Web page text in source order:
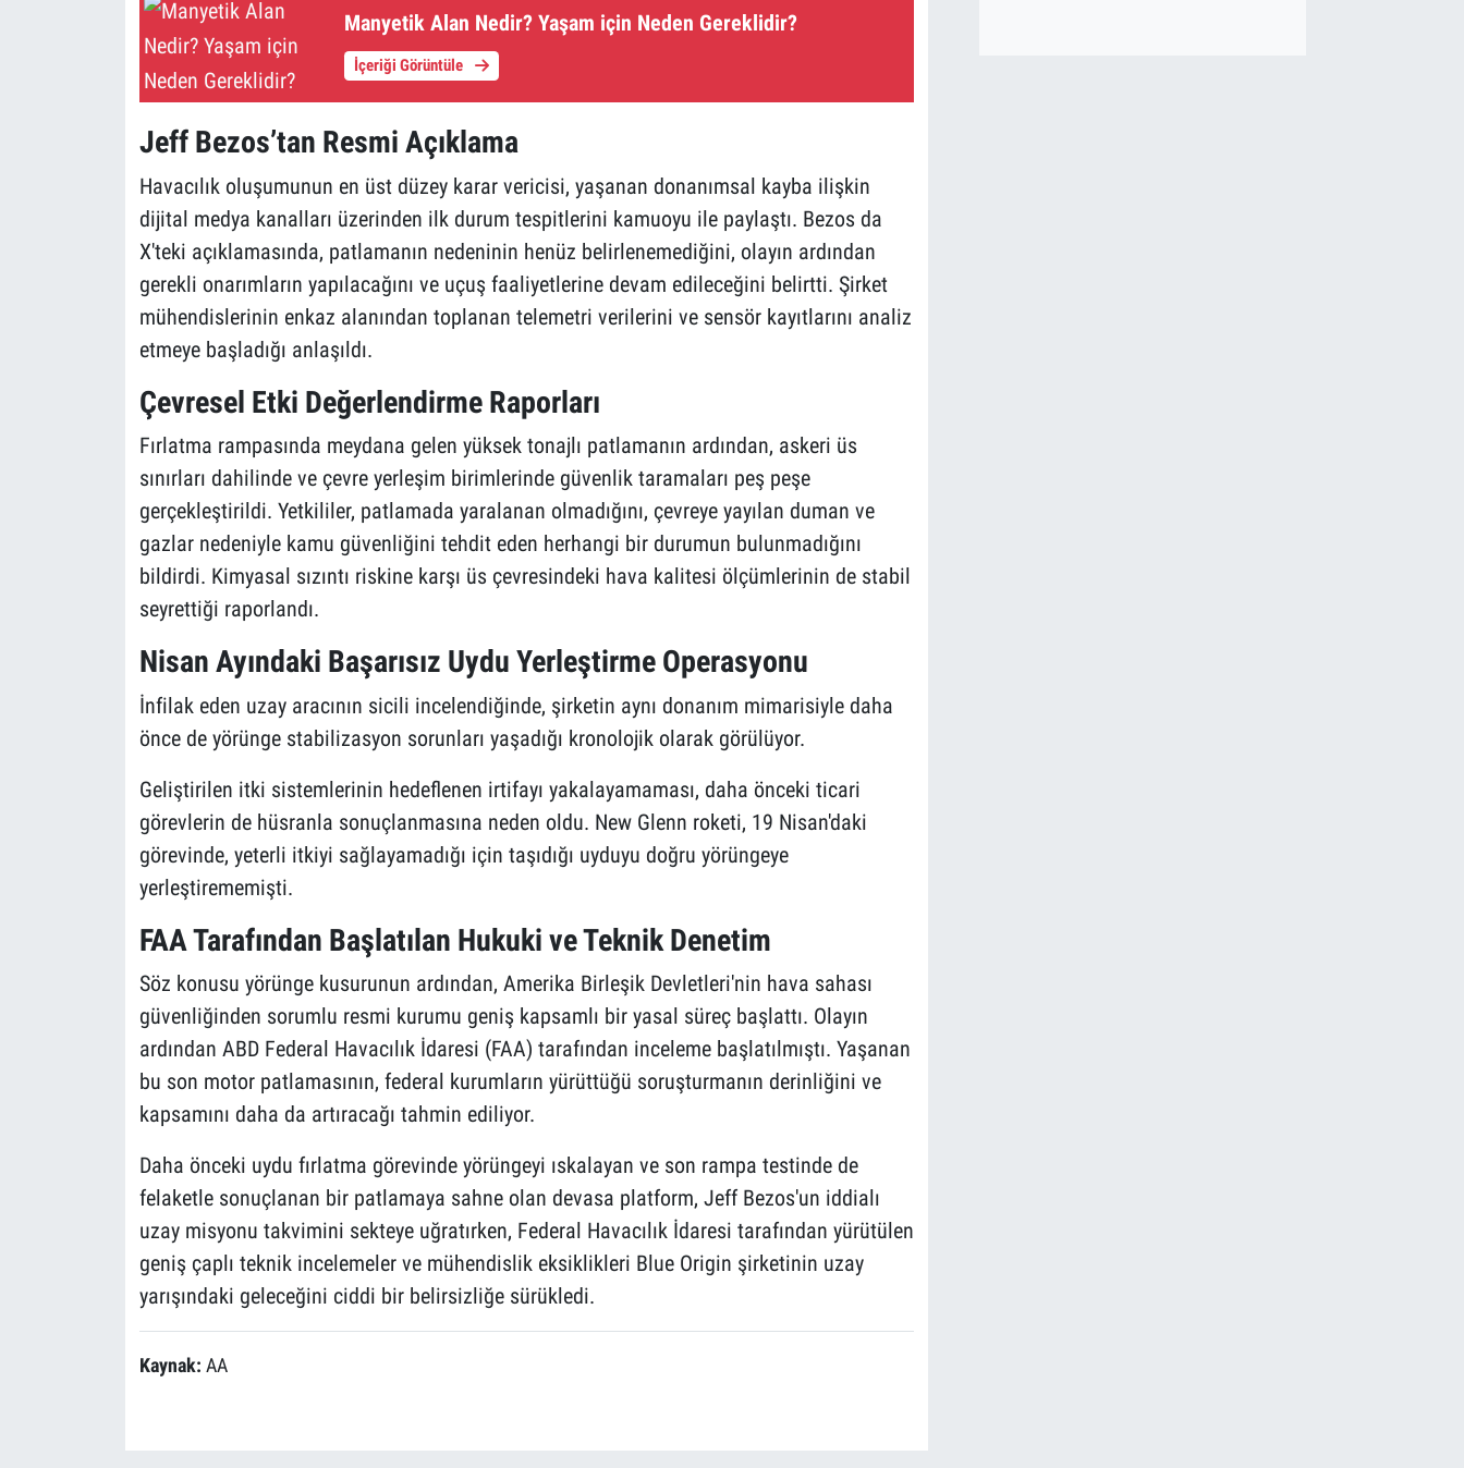
Manyetik Alan Nedir? Yaşam için Neden Gereklidir?
İçeriği Görüntüle
Jeff Bezos’tan Resmi Açıklama
Havacılık oluşumunun en üst düzey karar vericisi, yaşanan donanımsal kayba ilişkin
dijital medya kanalları üzerinden ilk durum tespitlerini kamuoyu ile paylaştı. Bezos da
X'teki açıklamasında, patlamanın nedeninin henüz belirlenemediğini, olayın ardından
gerekli onarımların yapılacağını ve uçuş faaliyetlerine devam edileceğini belirtti. Şirket
mühendislerinin enkaz alanından toplanan telemetri verilerini ve sensör kayıtlarını analiz
etmeye başladığı anlaşıldı.
Çevresel Etki Değerlendirme Raporları
Fırlatma rampasında meydana gelen yüksek tonajlı patlamanın ardından, askeri üs
sınırları dahilinde ve çevre yerleşim birimlerinde güvenlik taramaları peş peşe
gerçekleştirildi. Yetkililer, patlamada yaralanan olmadığını, çevreye yayılan duman ve
gazlar nedeniyle kamu güvenliğini tehdit eden herhangi bir durumun bulunmadığını
bildirdi. Kimyasal sızıntı riskine karşı üs çevresindeki hava kalitesi ölçümlerinin de stabil
seyrettiği raporlandı.
Nisan Ayındaki Başarısız Uydu Yerleştirme Operasyonu
İnfilak eden uzay aracının sicili incelendiğinde, şirketin aynı donanım mimarisiyle daha
önce de yörünge stabilizasyon sorunları yaşadığı kronolojik olarak görülüyor.
Geliştirilen itki sistemlerinin hedeflenen irtifayı yakalayamaması, daha önceki ticari
görevlerin de hüsranla sonuçlanmasına neden oldu. New Glenn roketi, 19 Nisan'daki
görevinde, yeterli itkiyi sağlayamadığı için taşıdığı uyduyu doğru yörüngeye
yerleştirememişti.
FAA Tarafından Başlatılan Hukuki ve Teknik Denetim
Söz konusu yörünge kusurunun ardından, Amerika Birleşik Devletleri'nin hava sahası
güvenliğinden sorumlu resmi kurumu geniş kapsamlı bir yasal süreç başlattı. Olayın
ardından ABD Federal Havacılık İdaresi (FAA) tarafından inceleme başlatılmıştı. Yaşanan
bu son motor patlamasının, federal kurumların yürüttüğü soruşturmanın derinliğini ve
kapsamını daha da artıracağı tahmin ediliyor.
Daha önceki uydu fırlatma görevinde yörüngeyi ıskalayan ve son rampa testinde de
felaketle sonuçlanan bir patlamaya sahne olan devasa platform, Jeff Bezos'un iddialı
uzay misyonu takvimini sekteye uğratırken, Federal Havacılık İdaresi tarafından yürütülen
geniş çaplı teknik incelemeler ve mühendislik eksiklikleri Blue Origin şirketinin uzay
yarışındaki geleceğini ciddi bir belirsizliğe sürükledi.
Kaynak: AA